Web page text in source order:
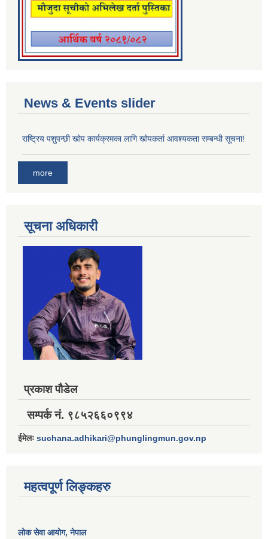
News & Events slider
राष्ट्रिय पशुपन्छी खोप कार्यक्रमका लागि खोपकर्ता आवश्यकता सम्बन्धी सूचना!
more
सूचना अधिकारी
प्रकाश पौडेल
सम्पर्क नं. ९८५२६६०९९४
ईमेलः suchana.adhikari@phunglingmun.gov.np
महत्वपूर्ण लिङ्कहरु
लोक सेवा आयोग, नेपाल